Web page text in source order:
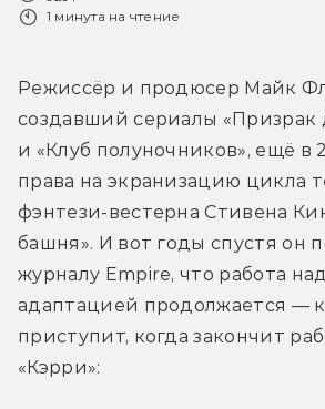
1 минута на чтение
Режиссёр и продюсер Майк
создавший сериалы «Призрак
и «Клуб полуночников», ещё в
права на экранизацию цикла
фэнтези-вестерна Стивена
башня». И вот годы спустя он
журналу Empire, что работа
адаптацией продолжается —
приступит, когда закончит
«Кэрри»: